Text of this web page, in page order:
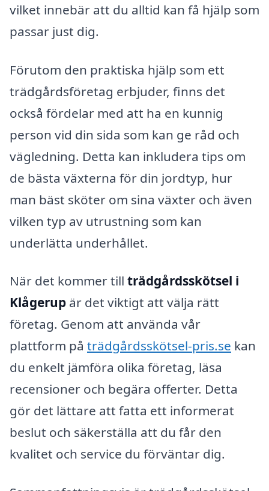
vilket innebär att du alltid kan få hjälp som
passar just dig.
Förutom den praktiska hjälp som ett
trädgårdsföretag erbjuder, finns det
också fördelar med att ha en kunnig
person vid din sida som kan ge råd och
vägledning. Detta kan inkludera tips om
de bästa växterna för din jordtyp, hur
man bäst sköter om sina växter och även
vilken typ av utrustning som kan
underlätta underhållet.
När det kommer till trädgårdsskötsel i
Klågerup är det viktigt att välja rätt
företag. Genom att använda vår
plattform på trädgårdsskötsel-pris.se kan
du enkelt jämföra olika företag, läsa
recensioner och begära offerter. Detta
gör det lättare att fatta ett informerat
beslut och säkerställa att du får den
kvalitet och service du förväntar dig.